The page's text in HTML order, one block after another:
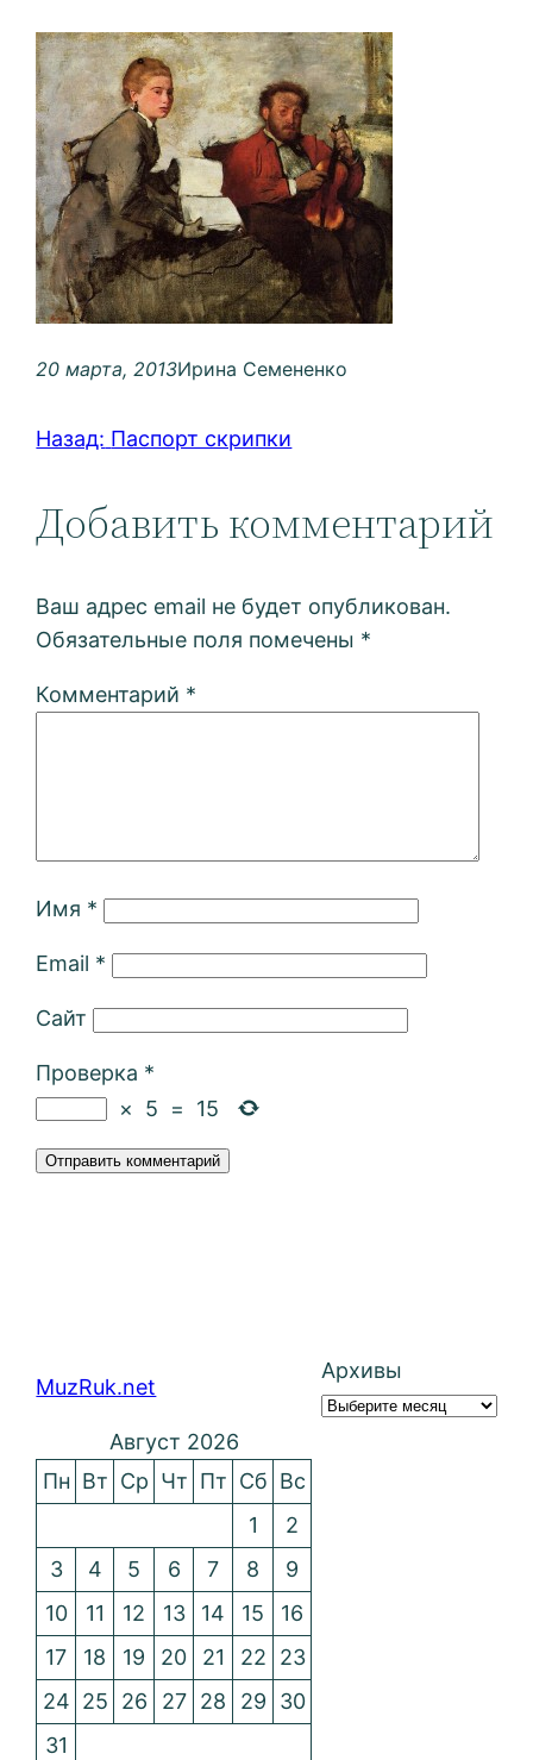
20 марта, 2013Ирина Семененко
Назад: Паспорт скрипки
Добавить комментарий
Ваш адрес email не будет опубликован.
Обязательные поля помечены *
Комментарий *
Имя *
Email *
Сайт
Проверка *
×
5 = 15
MuzRuk.net
Архивы
Август 2026
Пн Вт Ср Чт Пт Сб Вс
1
2
3
4 5 6 7 8
9
10
11 12 13 14 15
16
17
18 19 20 21 22
23
24 25 26 27 28 29
30
31